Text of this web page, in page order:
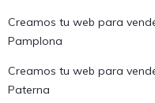
Creamos tu web para
Pamplona
Creamos tu web para
Paterna